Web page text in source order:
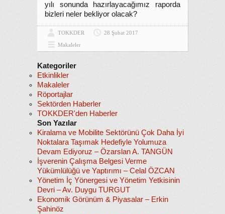
yılı sonunda hazırlayacağımız raporda
bizleri neler bekliyor olacak?
TOKKDER
28 Şubat 2017
Makaleler
Kategoriler
Etkinlikler
Makaleler
Röportajlar
Sektörden Haberler
TOKKDER'den Haberler
Son Yazılar
Kiralama ve Mobilite Sektörünü Çok Daha İyi
Noktalara Taşımak Hedefiyle Yolumuza
Devam Ediyoruz – Özarslan A. TANGÜN
İşverenin Çalışma Belgesi Verme
Yükümlülüğü ve Yaptırımı – Celal ÖZCAN
Yönetim İç Yönergesi ve Yönetim Yetkisinin
Devri – Av. Duygu TURGUT
Ekonomik Görünüm & Piyasalar – Erkin
Şahinöz